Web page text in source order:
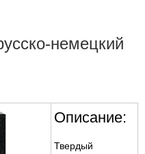
немецкий
Описание:
Твердый